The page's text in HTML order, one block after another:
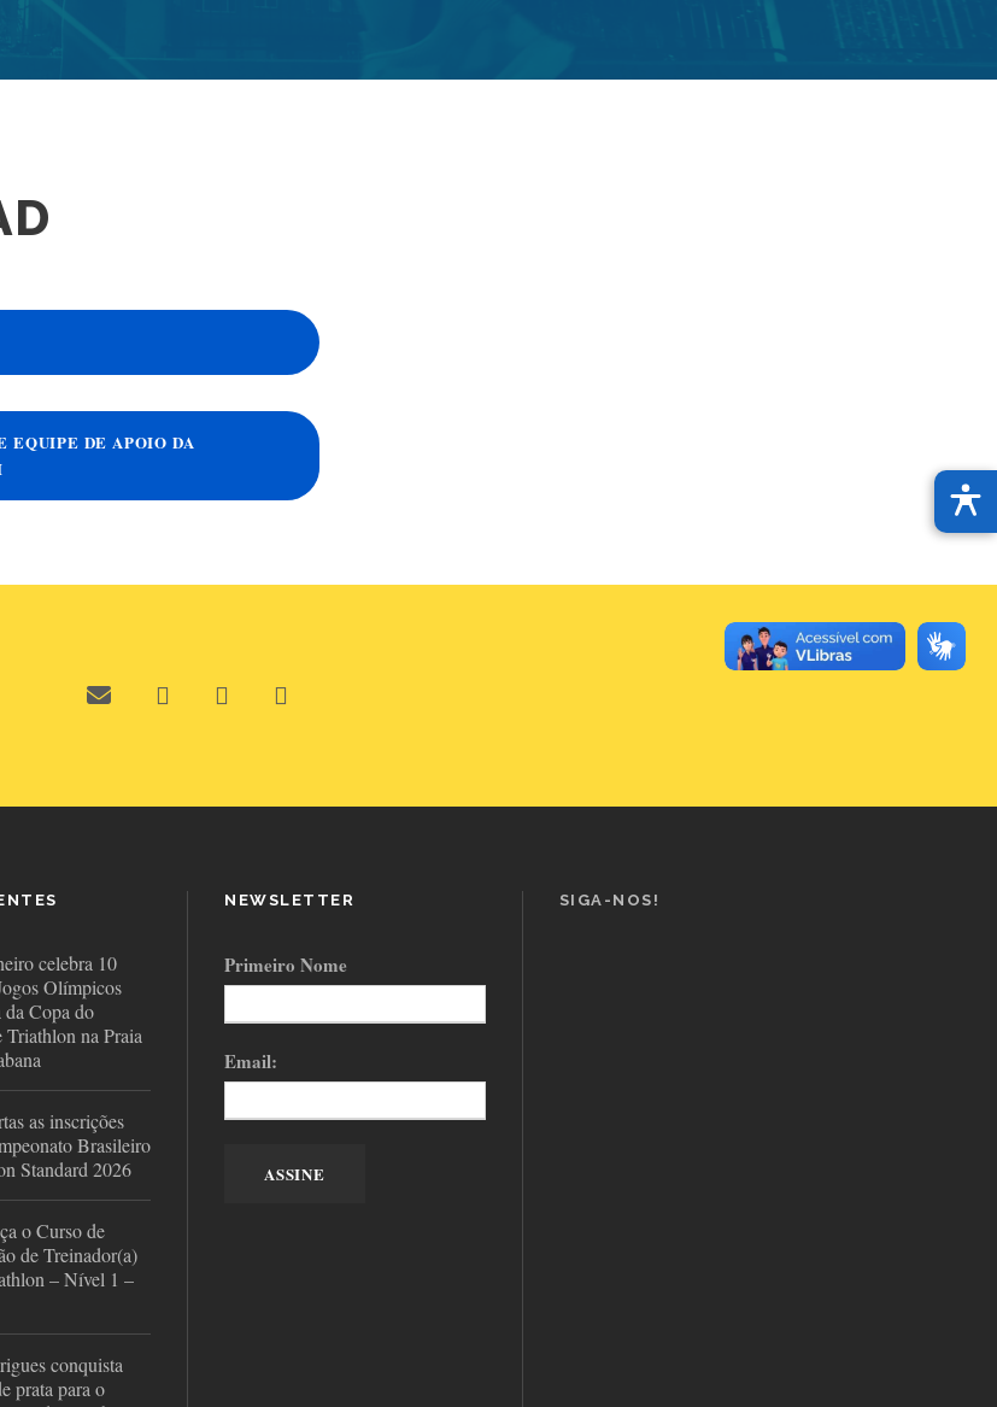
EQUIPE DE APOIO DA
celebra 10
Olímpicos
da Copa do
na Praia
as inscrições
Brasileiro
Standard 2026
o Curso de
de Treinador(a)
– Nível 1 –
conquista
prata para o
NEWSLETTER
Primeiro Nome
Email:
SIGA-NOS!